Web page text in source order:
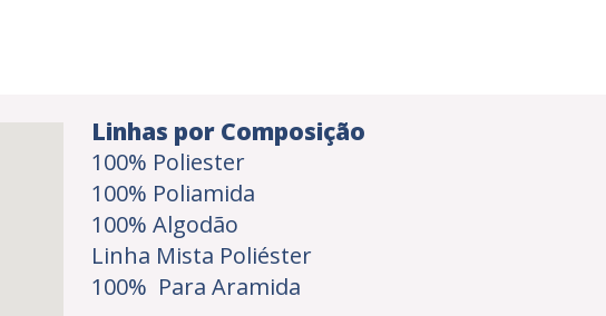
Linhas por Composição
100% Poliester
100% Poliamida
100% Algodão
Linha Mista Poliéster
100% Para Aramida